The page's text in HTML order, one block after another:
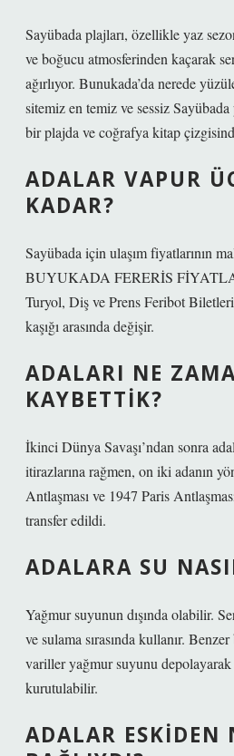
Sayübada plajları, özellikle yaz
ve boğucu atmosferinden kaçarak
ağırlıyor. Bunukada’da nerede
sitemiz en temiz ve sessiz
bir plajda ve coğrafya kitap
ADALAR VAPUR
KADAR?
Sayübada için ulaşım fiyatlarının
BUYUKADA FERERİS
Turyol, Diş ve Prens Feribot
kaşığı arasında değişir.
ADALARI NE
KAYBETTIK?
İkinci Dünya Savaşı’ndan sonra
itirazlarına rağmen, on iki adanın
Antlaşması ve 1947 Paris
transfer edildi.
ADALARA SU
Yağmur suyunun dışında olabilir.
ve sulama sırasında kullanır.
variller yağmur suyunu
kurutulabilir.
ADALAR ESKIDEN